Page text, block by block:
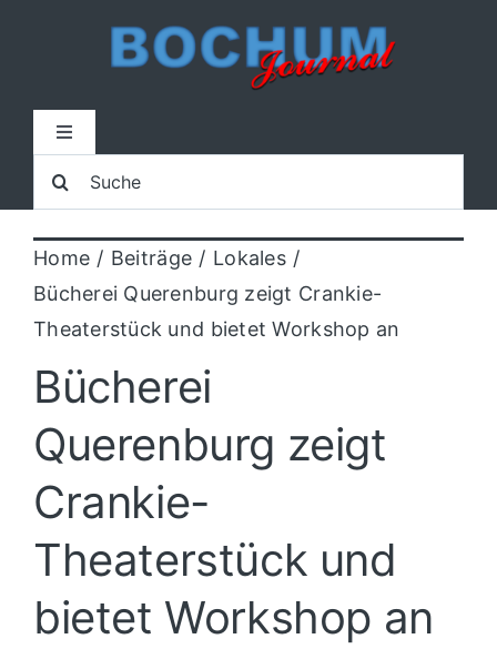
Toggle
Home
Lokal
Blaulicht
Sport
Kultur
Politik
Wirtschaft
Suche
nach:
Home Beiträge
Lokales
Bücherei Querenburg zeigt Crankie-
Theaterstück und bietet Workshop an
Bücherei
Querenburg zeigt
Crankie-
Theaterstück und
bietet Workshop an